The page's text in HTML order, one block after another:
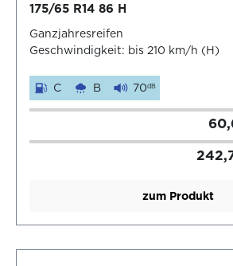
175/65 R14 86 H
Ganzjahresreifen
Geschwindigkeit: bis 210 km/h (H)
C B 70dB
zum Produkt